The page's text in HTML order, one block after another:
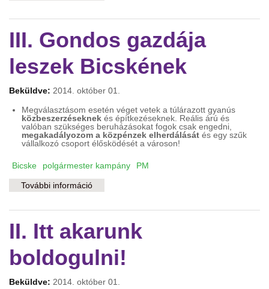
III. Gondos gazdája
leszek Bicskének
Beküldve: 2014. október 01.
Megválasztásom esetén véget vetek a túlárazott gyanús
közbeszerzéseknek és építkezéseknek. Reális árú és
valóban szükséges beruházásokat fogok csak engedni,
megakadályozom a közpénzek elherdálását és egy szűk
vállalkozó csoport élősködését a városon!
Bicske polgármester kampány PM
További információ
II. Itt akarunk
boldogulni!
Beküldve: 2014. október 01.